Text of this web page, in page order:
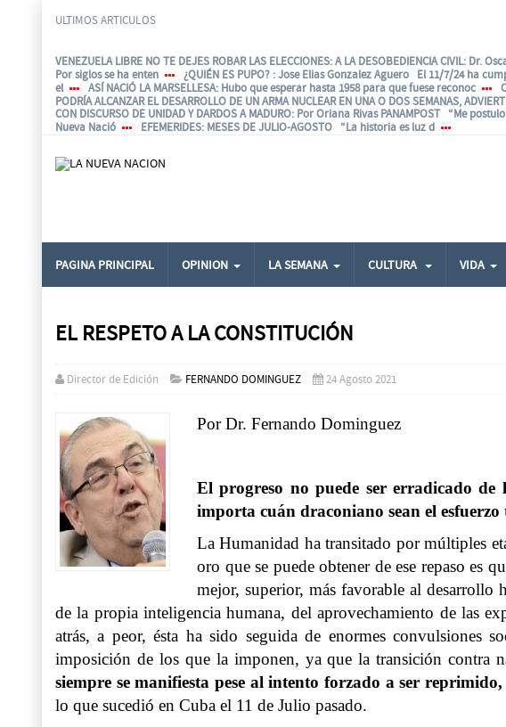
ULTIMOS ARTICULOS
VENEZUELA LIBRE NO TE DEJES ROBAR LAS ELECCIONES: A LA DESOBEDIENCIA CIVIL: Dr.
Por siglos se ha enten
¿QUIÉN ES PUPO? : Jose Elias Gonzalez Aguero El 11/7/24 ha
el
ASÍ NACIÓ LA MARSELLESA: Hubo que esperar hasta 1958 para que fuese reconoc
PODRÍA ALCANZAR EL DESARROLLO DE UN ARMA NUCLEAR EN UNA O DOS SEMANAS,
CON DISCURSO DE UNIDAD Y DARDOS A MADURO: Por Oriana Rivas PANAMPOST “Me
Nueva Nació
EFEMERIDES: MESES DE JULIO-AGOSTO “La historia es luz d
PAGINA PRINCIPAL OPINION LA SEMANA CULTURA VIDA
EL RESPETO A LA CONSTITUCIÓN
Director de Edición FERNANDO DOMINGUEZ 24 Agosto 2021
Por Dr. Fernando Dominguez
El progreso no puede ser erradicado
importa cuán draconiano sean el
La Humanidad ha transitado por múltiples
oro que se puede obtener de ese repaso es
mejor, superior, más favorable al
de la propia inteligencia humana, del aprovechamiento de las
atrás, a peor, ésta ha sido seguida de enormes convulsiones
imposición de los que la imponen, ya que la transición contra
siempre se manifiesta pese al intento forzado a ser
lo que sucedió en Cuba el 11 de Julio pasado.